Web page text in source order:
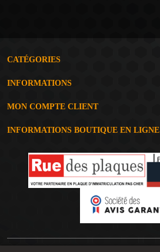
CATÉGORIES
INFORMATIONS
MON COMPTE CLIENT
INFORMATIONS BOUTIQUE EN LIGNE